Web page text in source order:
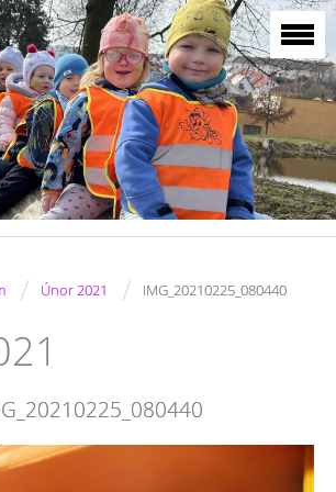
/ Únor 2021 / IMG_20210225_080440